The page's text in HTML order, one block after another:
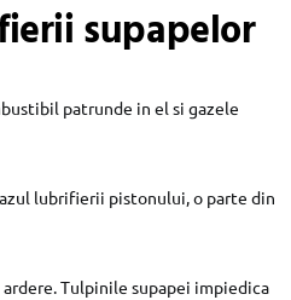
supapelor
patrunde in el si gazele
lubrifierii pistonului, o parte din
Tulpinile supapei impiedica